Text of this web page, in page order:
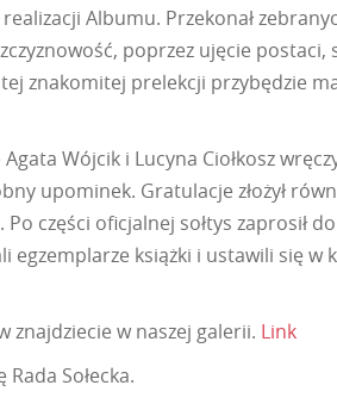
Albumu. Przekonał
poprzez ujęcie postaci,
znakomitej prelekcji przybędzie
Wójcik i Lucyna Ciołkosz
upominek. Gratulacje złożył
części oficjalnej sołtys zaprosił
egzemplarze książki i ustawili się w
znajdziecie w naszej galerii. Link
Sołecka.